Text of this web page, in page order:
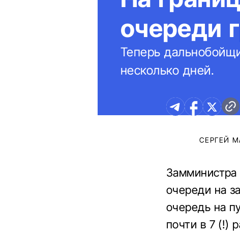
очереди
Теперь
несколько дней.
СЕРГЕЙ
очереди на
очередь на
почти в 7 (!)